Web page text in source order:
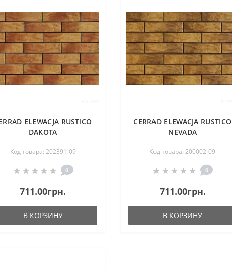
ELEWACJA RUSTICO
DAKOTA
Код товара: 202391-09
0
711.00грн.
В КОРЗИНУ
CERRAD ELEWACJA RUSTICO
NEVADA
Код товара: 200002-09
0
711.00грн.
В КОРЗИНУ